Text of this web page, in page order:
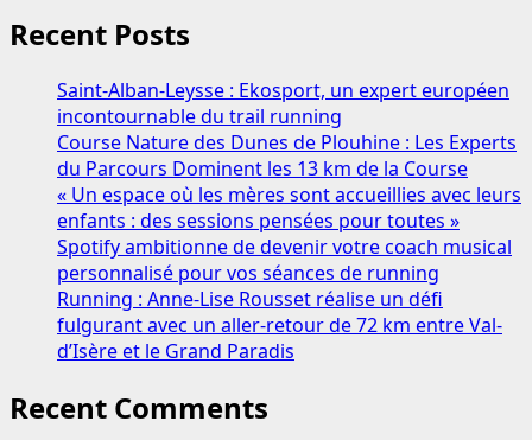
Recent Posts
Saint-Alban-Leysse : Ekosport, un expert européen
incontournable du trail running
Course Nature des Dunes de Plouhine : Les Experts
du Parcours Dominent les 13 km de la Course
« Un espace où les mères sont accueillies avec leurs
enfants : des sessions pensées pour toutes »
Spotify ambitionne de devenir votre coach musical
personnalisé pour vos séances de running
Running : Anne-Lise Rousset réalise un défi
fulgurant avec un aller-retour de 72 km entre Val-
d’Isère et le Grand Paradis
Recent Comments